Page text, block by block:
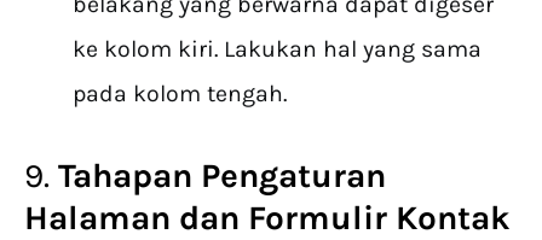
ke kolom kiri. Lakukan hal yang sama
pada kolom tengah.
9. Tahapan Pengaturan
Halaman dan Formulir Kontak